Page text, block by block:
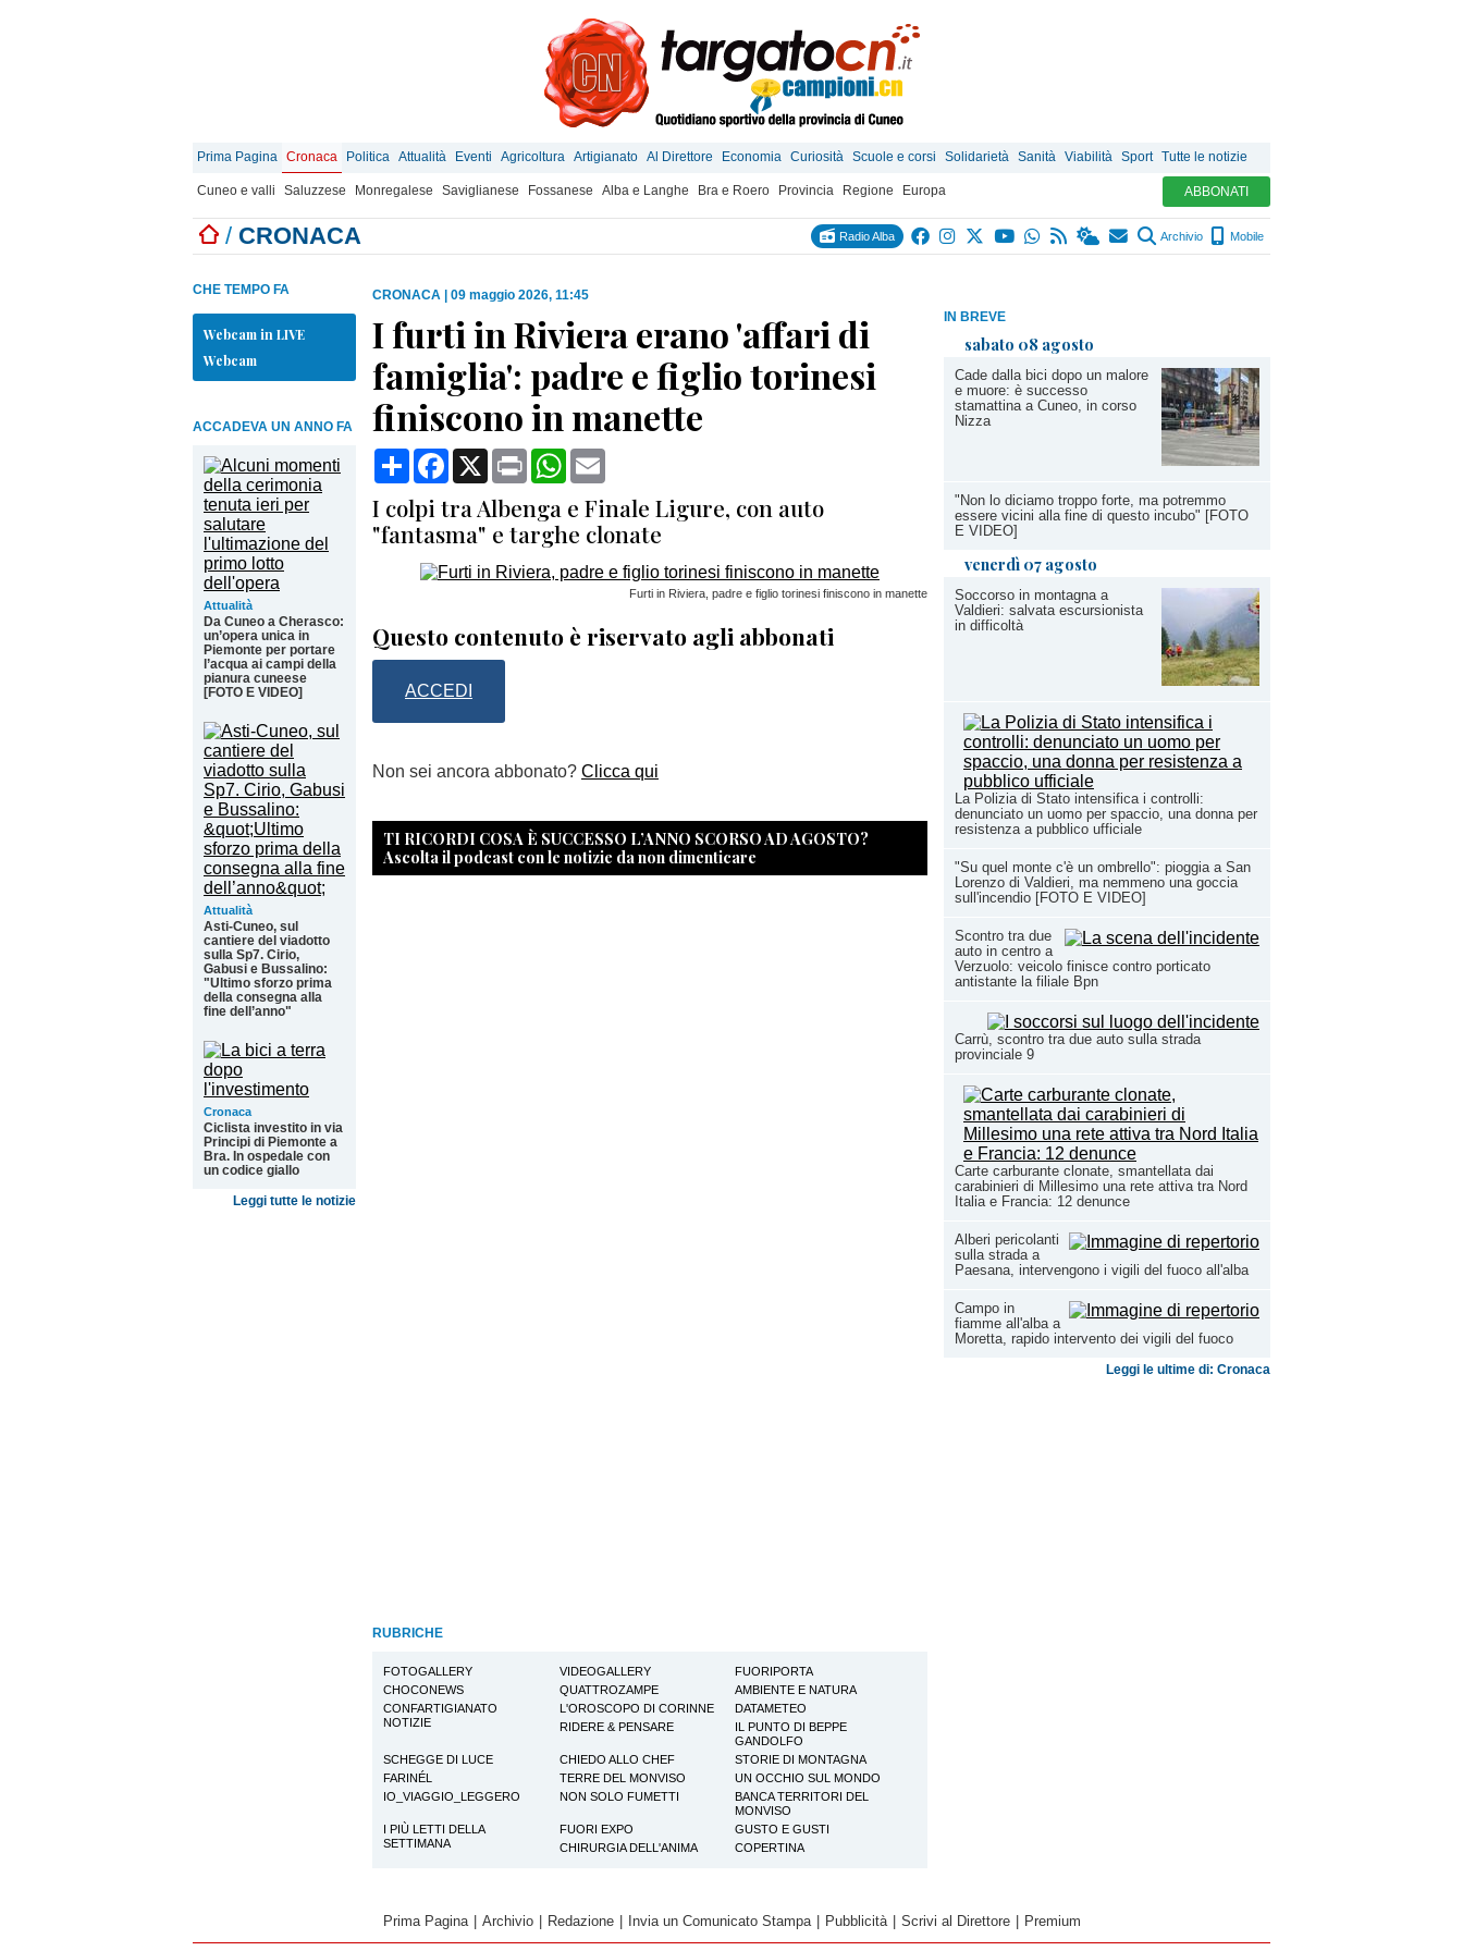
Prima Pagina Cronaca Politica Attualità Eventi Agricoltura Artigianato Al Direttore Economia Curiosità Scuole e corsi Solidarietà Sanità Viabilità Sport Tutte le notizie
Cuneo e valli Saluzzese Monregalese Saviglianese Fossanese Alba e Langhe Bra e Roero Provincia Regione Europa ABBONATI
/ CRONACA Radio Alba Archivio Mobile
IN BREVE
sabato 08 agosto
Cade dalla bici dopo un malore
e muore: è successo
stamattina a Cuneo, in corso
Nizza
"Non lo diciamo troppo forte, ma potremmo
essere vicini alla fine di questo incubo" [FOTO
E VIDEO]
venerdì 07 agosto
Soccorso in montagna a
Valdieri: salvata escursionista
in difficoltà
La Polizia di Stato intensifica i controlli:
denunciato un uomo per spaccio, una donna per
resistenza a pubblico ufficiale
"Su quel monte c'è un ombrello": pioggia a San
Lorenzo di Valdieri, ma nemmeno una goccia
sull'incendio [FOTO E VIDEO]
Scontro tra due
auto in centro a
Verzuolo: veicolo finisce contro porticato
antistante la filiale Bpn
Carrù, scontro tra due auto sulla strada
provinciale 9
Carte carburante clonate, smantellata dai
carabinieri di Millesimo una rete attiva tra Nord
Italia e Francia: 12 denunce
Alberi pericolanti
sulla strada a
Paesana, intervengono i vigili del fuoco all'alba
Campo in
fiamme all'alba a
Moretta, rapido intervento dei vigili del fuoco
Leggi le ultime di: Cronaca
CHE TEMPO FA
Webcam in LIVE
Webcam
ACCADEVA UN ANNO FA
Attualità
Da Cuneo a Cherasco:
un’opera unica in
Piemonte per portare
l’acqua ai campi della
pianura cuneese
[FOTO E VIDEO]
Attualità
Asti-Cuneo, sul
cantiere del viadotto
sulla Sp7. Cirio,
Gabusi e Bussalino:
"Ultimo sforzo prima
della consegna alla
fine dell’anno"
Cronaca
Ciclista investito in via
Principi di Piemonte a
Bra. In ospedale con
un codice giallo
Leggi tutte le notizie
CRONACA 09 maggio 2026, 11:45
I furti in Riviera erano 'affari di
famiglia': padre e figlio torinesi
finiscono in manette
CondividiFacebook
X Print WhatsApp
I colpi tra Albenga e Finale Ligure, con auto
"fantasma" e targhe clonate
Furti in Riviera, padre e figlio torinesi finiscono in manette
Questo contenuto è riservato agli abbonati
ACCEDI
Non sei ancora abbonato? Clicca qui
TI RICORDI COSA È SUCCESSO L’ANNO SCORSO AD AGOSTO?
Ascolta il podcast con le notizie da non dimenticare
RUBRICHE
FOTOGALLERY VIDEOGALLERY
FUORIPORTA
CHOCONEWS
QUATTROZAMPE
AMBIENTE E NATURA
CONFARTIGIANATO
NOTIZIE
L'OROSCOPO DI CORINNE
DATAMETEO
RIDERE & PENSARE
IL PUNTO DI BEPPE
GANDOLFO
SCHEGGE DI LUCE
CHIEDO ALLO CHEF
STORIE DI MONTAGNA
FARINÉL
TERRE DEL MONVISO
UN OCCHIO SUL MONDO
IO_VIAGGIO_LEGGERO
NON SOLO FUMETTI
BANCA TERRITORI DEL
MONVISO
I PIÙ LETTI DELLA
SETTIMANA
FUORI EXPO
GUSTO E GUSTI
CHIRURGIA DELL'ANIMA
COPERTINA
Prima Pagina Archivio Redazione Invia un Comunicato Stampa Pubblicità Scrivi al Direttore Premium